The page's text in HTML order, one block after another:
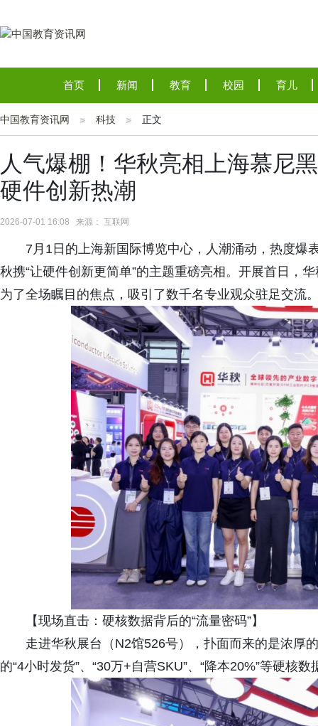
首页 新闻 教育 校园 育儿
中国教育资讯网 科技 正文
人气爆棚！华秋亮相上海慕尼
硬件创新热潮
2026-07-01 16:08 来源： 互联网
7月1日的上海新国际博览中心，人潮涌动，热度爆
秋携“让硬件创新更简单”的主题重磅亮相。开展首日，
为了全场瞩目的焦点，吸引了数千名专业观众驻足交流
【现场直击：硬核数据背后的“流量密码”】
走进华秋展台（N2馆526号），扑面而来的是浓厚
的“4小时发货”、“30万+自营SKU”、“降本20%”等硬核